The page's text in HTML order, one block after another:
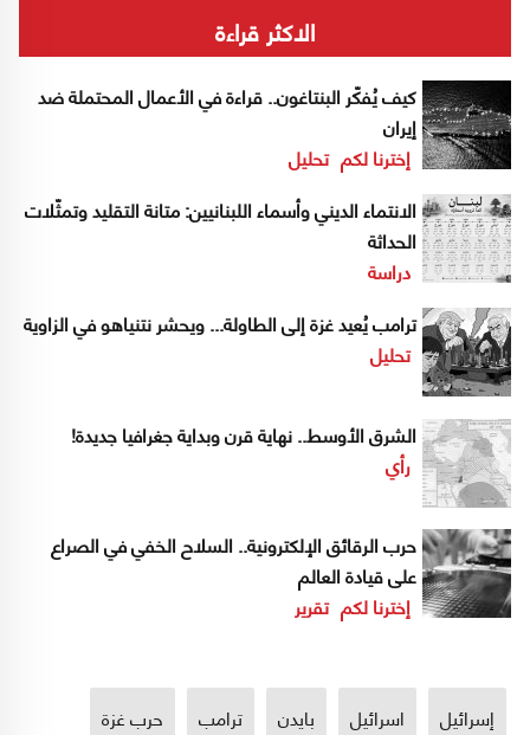
الاكثر قراءة
كيف يُفكّر البنتاغون.. قراءة في الأعمال المحتملة ضد
إيران
إخترنا لكم تحليل
الانتماء الديني وأسماء اللبنانيين: متانة التقليد وتمثّلات
الحداثة
دراسة
ترامب يُعيد غزة إلى الطاولة... ويحشر نتنياهو في الزاوية
تحليل
الشرق الأوسط.. نهاية قرن وبداية جغرافيا جديدة!
رأي
حرب الرقائق الإلكترونية.. السلاح الخفي في الصراع
على قيادة العالم
إخترنا لكم تقرير
إسرائيل اسرائيل بايدن ترامب حرب غزة